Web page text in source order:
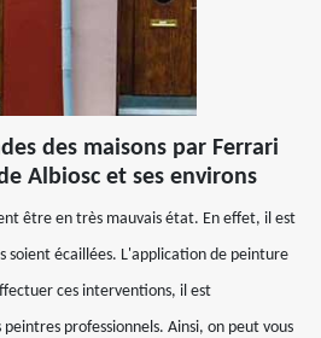
des maisons par Ferrari
Albiosc et ses environs
être en très mauvais état. En effet, il est
soient écaillées. L'application de peinture
ces interventions, il est
professionnels. Ainsi, on peut vous